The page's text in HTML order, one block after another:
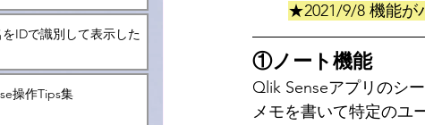
IDで識別して表示した
操作Tips集
★2021/9/8 機能が
①ノート機能
Qlik Senseアプリのシ
メモを書いて特定のユ